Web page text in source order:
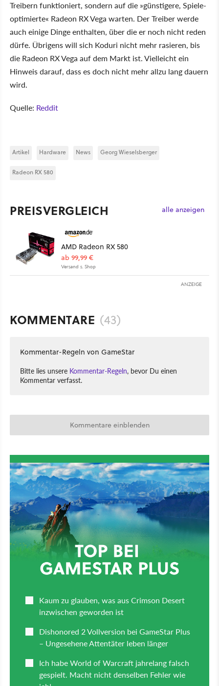
Treibern funktioniert, sondern auf die »günstigere, Spiele-
optimierte« Radeon RX Vega warten. Der Treiber werde
auch einige Dinge enthalten, über die er noch nicht reden
dürfe. Übrigens will sich Koduri nicht mehr rasieren, bis
die Radeon RX Vega auf dem Markt ist. Vielleicht ein
Hinweis darauf, dass es doch nicht mehr allzu lang dauern
wird.
Quelle: Reddit
Artikel Hardware News Georg Wieselsberger
Radeon RX 580
PREISVERGLEICH alle anzeigen
AMD Radeon RX 580
ab 99,99 €
Versand s. Shop
ANZEIGE
KOMMENTARE (43)
Kommentar-Regeln von GameStar
Bitte lies unsere Kommentar-Regeln, bevor Du einen
Kommentar verfasst.
Kommentare einblenden